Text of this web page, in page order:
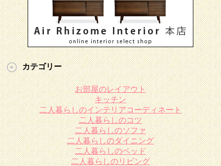
カテゴリー
お部屋のレイアウト
キッチン
二人暮らしのインテリアコーディネート
二人暮らしのコツ
二人暮らしのソファ
二人暮らしのダイニング
二人暮らしのベッド
二人暮らしのリビング